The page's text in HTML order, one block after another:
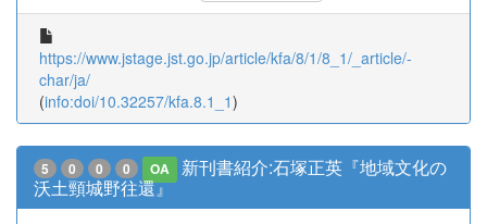
https://www.jstage.jst.go.jp/article/kfa/8/1/8_1/_article/-
char/ja/
(info:doi/10.32257/kfa.8.1_1)
5 0 0 0 OA
新刊書紹介:石塚正英『地域文化の
沃土頸城野往還』